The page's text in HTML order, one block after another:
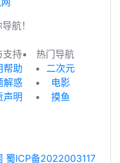
航！
支持
帮助
解惑
声明
热门导航
二次元
电影
摸鱼
蜀ICP备2022003117